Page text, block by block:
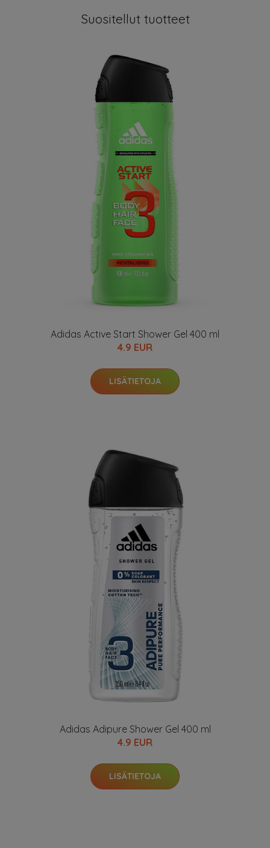
Suositellut tuotteet
Adidas Active Start Shower Gel 400 ml
4.9 EUR
LISÄTIETOJA
Adidas Adipure Shower Gel 400 ml
4.9 EUR
LISÄTIETOJA